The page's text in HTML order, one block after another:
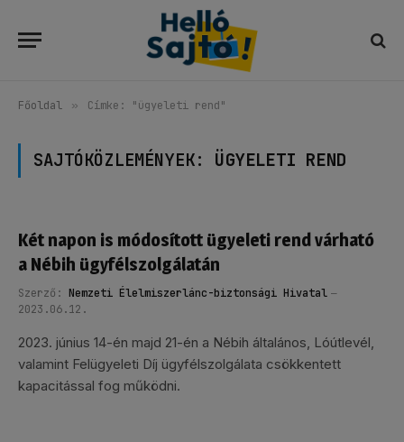
Főoldal » Címke: "ügyeleti rend"
SAJTÓKÖZLEMÉNYEK: ÜGYELETI REND
Két napon is módosított ügyeleti rend várható
a Nébih ügyfélszolgálatán
Szerző: Nemzeti Élelmiszerlánc-biztonsági Hivatal
2023.06.12.
2023. június 14-én majd 21-én a Nébih általános, Lóútlevél,
valamint Felügyeleti Díj ügyfélszolgálata csökkentett
kapacitással fog működni.